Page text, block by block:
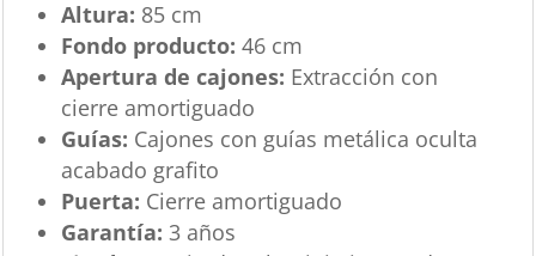
Altura: 85 cm
Fondo producto: 46 cm
Apertura de cajones: Extracción con
cierre amortiguado
Guías: Cajones con guías metálica oculta
acabado grafito
Puerta: Cierre amortiguado
Garantía: 3 años